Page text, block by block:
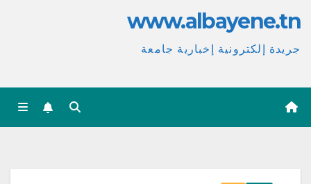
www.albayene.tn
جريدة إلكترونية إخبارية جامعة